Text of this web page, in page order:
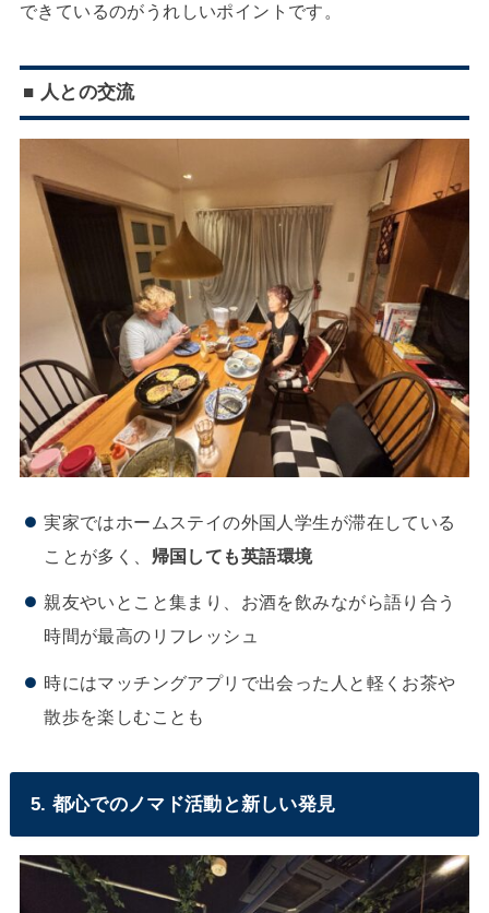
できているのがうれしいポイントです。
■ 人との交流
実家ではホームステイの外国人学生が滞在している
ことが多く、 帰国しても英語環境
親友やいとこと集まり、お酒を飲みながら語り合う
時間が最高のリフレッシュ
時にはマッチングアプリで出会った人と軽くお茶や
散歩を楽しむことも
5. 都心でのノマド活動と新しい発見